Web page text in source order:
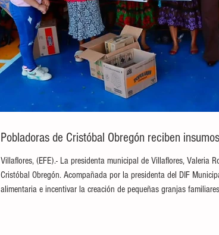
Pobladoras de Cristóbal Obregón reciben
Villaflores, (EFE).- La presidenta municipal de Villaflores, Valeria
Cristóbal Obregón. Acompañada por la presidenta del DIF
alimentaria e incentivar la creación de pequeñas granjas